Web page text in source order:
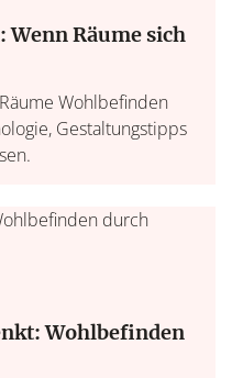
Wenn Räume sich
Wohlbefinden
Gestaltungstipps
Wohlbefinden